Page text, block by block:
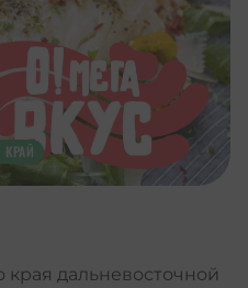
дальневосточной